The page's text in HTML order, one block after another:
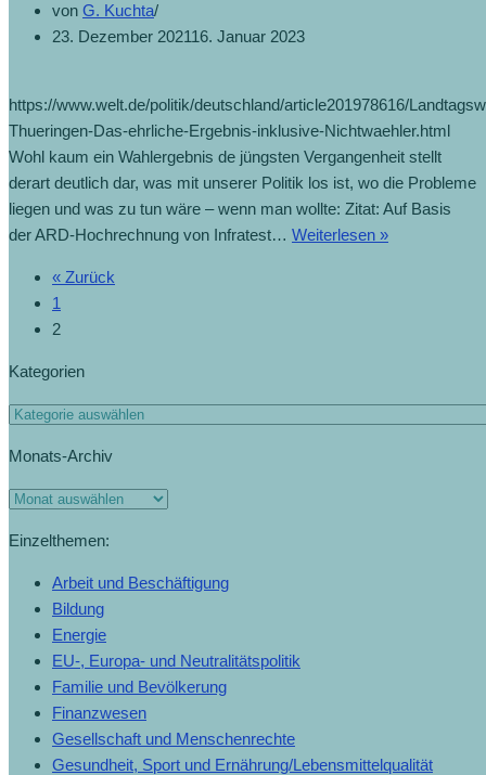
von G. Kuchta
23. Dezember 202116. Januar 2023
https://www.welt.de/politik/deutschland/article201978616/
Thueringen-Das-ehrliche-Ergebnis-inklusive-Nichtwaehler.html
Wohl kaum ein Wahlergebnis de jüngsten Vergangenheit stellt
derart deutlich dar, was mit unserer Politik los ist, wo die Probleme
liegen und was zu tun wäre – wenn man wollte: Zitat: Auf Basis
der ARD-Hochrechnung von Infratest… Weiterlesen »
« Zurück
1
2
Kategorien
Monats-Archiv
Einzelthemen:
Arbeit und Beschäftigung
Bildung
Energie
EU-, Europa- und Neutralitätspolitik
Familie und Bevölkerung
Finanzwesen
Gesellschaft und Menschenrechte
Gesundheit, Sport und Ernährung/Lebensmittelqualität